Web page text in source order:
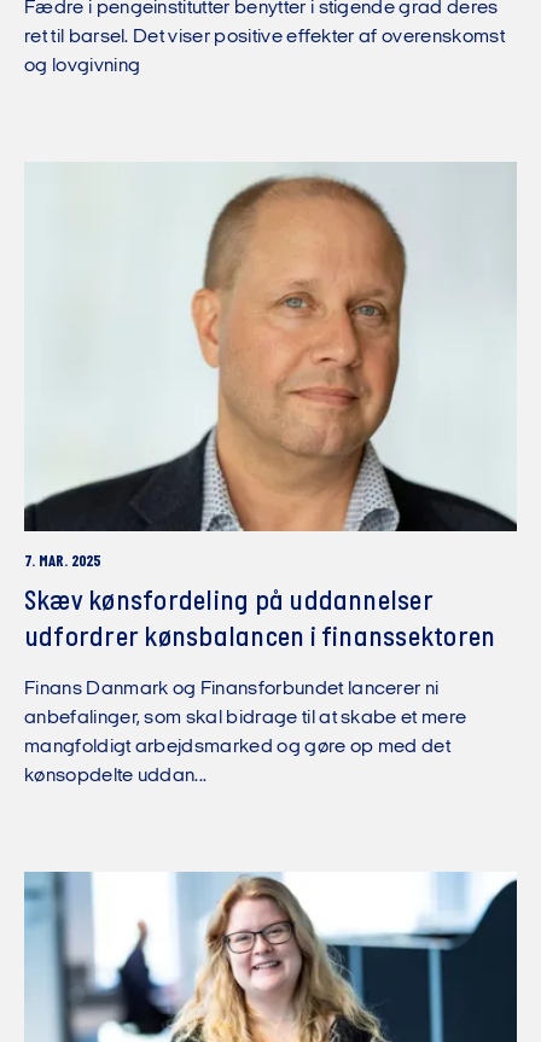
Fædre i pengeinstitutter benytter i stigende grad deres
ret til barsel. Det viser positive effekter af overenskomst
og lovgivning
7. MAR. 2025
Skæv kønsfordeling på uddannelser
udfordrer kønsbalancen i finanssektoren
Finans Danmark og Finansforbundet lancerer ni
anbefalinger, som skal bidrage til at skabe et mere
mangfoldigt arbejdsmarked og gøre op med det
kønsopdelte uddan...